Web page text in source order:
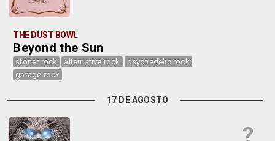
THE DUST BOWL
Beyond the Sun
stoner rock alternative rock
psychedelic rock
garage rock
17 DE AGOSTO
?